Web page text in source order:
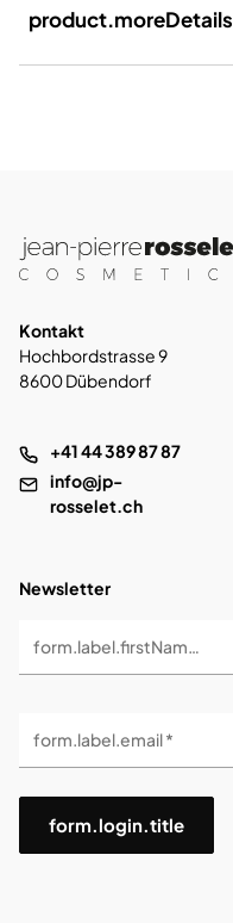
product.moreDetails
Kontakt
Hochbordstrasse 9
8600 Dübendorf
+41 44 389 87 87
info@jp-
rosselet.ch
Newsletter
form.label.firstName *
form.label.email *
form.login.title